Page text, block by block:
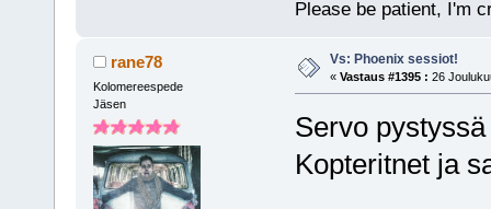
Please be patient, I'm
rane78
Kolomereespede
Jäsen
Vs: Phoenix sessiot!
« Vastaus #1395 : 26
Servo pystyssä
Kopteritnet ja